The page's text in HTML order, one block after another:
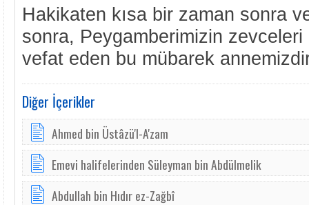
Hakikaten kısa bir zaman sonra
sonra, Peygamberimizin zevceleri
vefat eden bu mübarek
Diğer İçerikler
Ahmed bin Üstâzü'l-A'zam
Emevi halifelerinden Süleyman bin Abdülmelik
Abdullah bin Hıdır ez-Zağbî